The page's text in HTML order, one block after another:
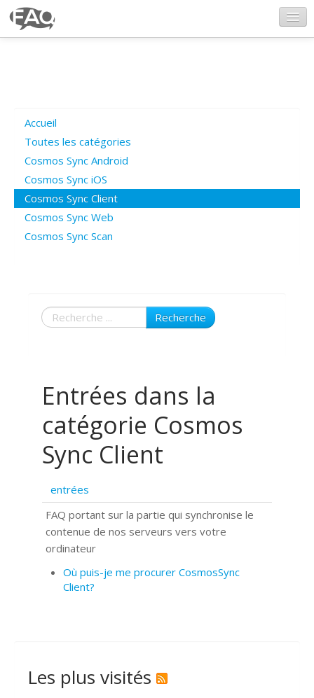
Poser une question
Questions ouvertes
Connexion
Accueil
Toutes les catégories
Cosmos Sync Android
Cosmos Sync iOS
Cosmos Sync Client
Cosmos Sync Web
Cosmos Sync Scan
Recherche
Entrées dans la
catégorie Cosmos
Sync Client
entrées
FAQ portant sur la partie qui synchronise le
contenue de nos serveurs vers votre
ordinateur
Où puis-je me procurer CosmosSync
Client?
Les plus visités